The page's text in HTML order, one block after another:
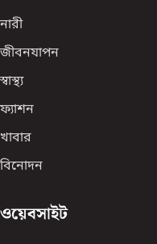
নারী
জীবনযাপন
স্বাস্থ্য
ফ্যাশন
খাবার
বিনোদন
ওয়েবসাইট